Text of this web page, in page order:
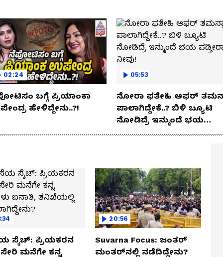
02:24
ಬಗ್ಗೆ ಪ್ರಿಯಾಂಕಾ
ಹೇಳಿದ್ದೇನು..?!
05:53
ನೋರಾ ಫತೇಹಿ ಆಫರ್​
ಪಾಲಾಗಿದ್ದೇಕೆ..? ಬಿಳಿ ಬ್ಯೂಟಿ
ನೋಡಿದ್ರೆ ಇನ್ಮುಂದೆ ಭಯ
ಪಡ್ತೀರಾ ನೀವು!
ಸ್ಕೆಚ್: ಪ್ರಿಯಕರನ
ಮನೆಗೇ ಕನ್ನ
20:56
Suvarna Focus: ಜಂತರ್
ಮಂತರ್‌ನಲ್ಲಿ ನಡೆದಿದ್ದೇನು?